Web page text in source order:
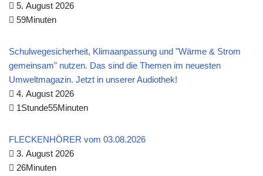
5. August 2026
59Minuten
Schulwegesicherheit, Klimaanpassung und "Wärme & Strom
gemeinsam" nutzen. Das sind die Themen im neuesten
Umweltmagazin. Jetzt in unserer Audiothek!
4. August 2026
1Stunde55Minuten
FLECKENHÖRER vom 03.08.2026
3. August 2026
26Minuten